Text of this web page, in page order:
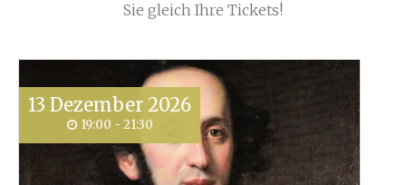
Sie gleich Ihre Tickets!
13 Dezember 2026
19:00 - 21:30